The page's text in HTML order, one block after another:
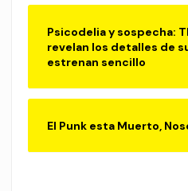
Psicodelia y sospecha:
revelan los detalles de
estrenan sencillo
El Punk esta Muerto,